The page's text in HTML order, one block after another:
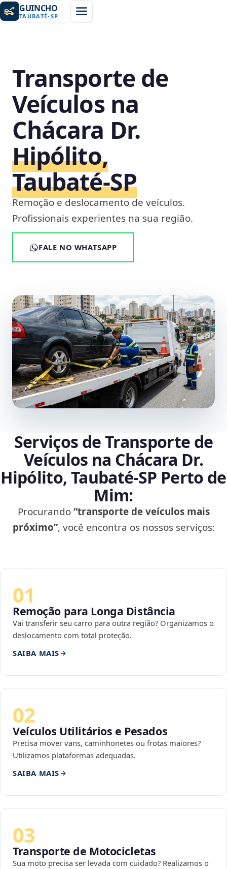
GUINCHO
TAUBATÉ-SP
Transporte de
Veículos na
Chácara Dr.
Hipólito,
Taubaté‑SP
Remoção e deslocamento de veículos.
Profissionais experientes na sua região.
FALE NO WHATSAPP
Serviços de Transporte de
Veículos na Chácara Dr.
Hipólito, Taubaté‑SP Perto de
Mim:
Procurando“transporte de veículos mais
próximo”, você encontra os nossos serviços:
01
Remoção para Longa Distância
Vai transferir seu carro para outra região? Organizamos o
deslocamento com total proteção.
SAIBA MAIS
02
Veículos Utilitários e Pesados
Precisa mover vans, caminhonetes ou frotas maiores?
Utilizamos plataformas adequadas.
SAIBA MAIS
03
Transporte de Motocicletas
Sua moto precisa ser levada com cuidado? Realizamos o